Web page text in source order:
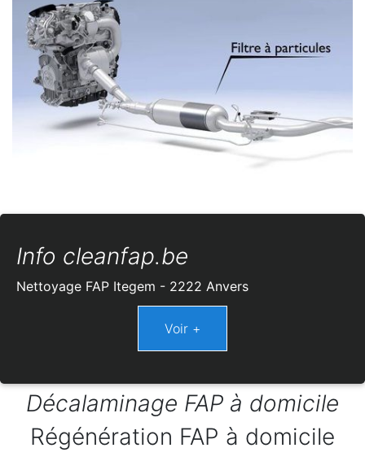
Info cleanfap.be
Nettoyage FAP Itegem - 2222 Anvers
Décalaminage FAP à domicile
Régénération FAP à domicile